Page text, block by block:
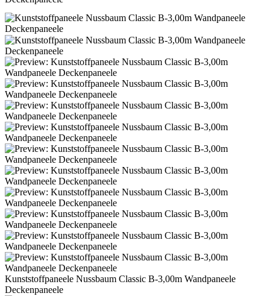
Kunststoffpaneele Nussbaum Classic B-3,00m Wandpaneele
Deckenpaneele